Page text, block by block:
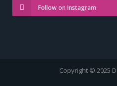
Follow on Instagram
Copyright © 2025